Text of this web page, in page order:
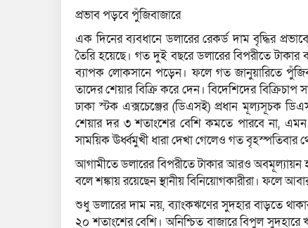
প্রভাব পড়বে পুঁজিবাজারে
এক দিনের ব্যবধানে ডলারের রেকর্ড দাম বৃদ্ধির
তৈরি হয়েছে। গত দুই বছরে ডলারের বিপরীতে টাকার
ব্যাপক লোকসানে পড়েন। ফলে গত জানুয়ারিতে
তাদের শেয়ার বিক্রি করে দেন। বিদেশিদের
ঢাকা স্টক এক্সচেঞ্জের (ডিএসই) প্রধান মূল্যসূচক
শেয়ার দর ৩ শতাংশের বেশি কমতে পারবে না, এমন
সাময়িক ঊর্ধ্বমুখী ধারা দেখা গেলেও গত
আগামীতে ডলারের বিপরীতে টাকার আরও অবমূল্যায়ন
বলে শঙ্কায় রয়েছেন স্থানীয় বিনিয়োগকারীরা। ফলে
শুধু ডলারের দাম নয়, ব্যাংকঋণের সুদহার বাড়তে
২০ শতাংশের বেশি। অনিশ্চিত বাজারে বিপুল